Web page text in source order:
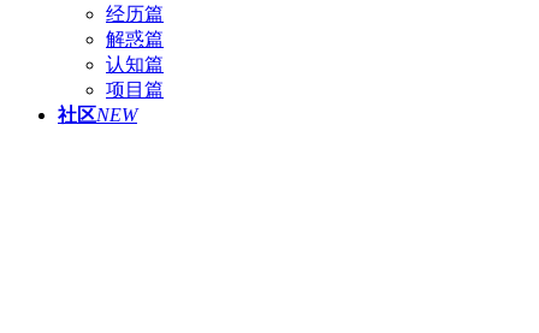
经历篇
解惑篇
认知篇
项目篇
社区NEW